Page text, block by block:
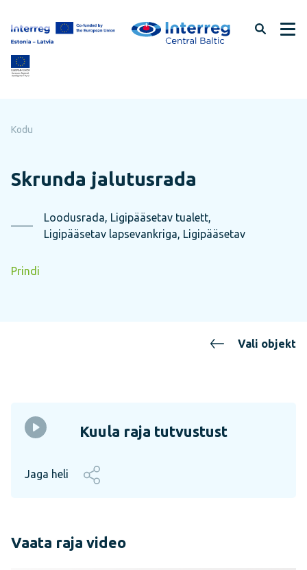
lehe
sisu
vahele
Kodu
Skrunda jalutusrada
Loodusrada, Ligipääsetav tualett,
Ligipääsetav lapsevankriga, Ligipääsetav
Prindi
Vali objekt
Kuula raja tutvustust
Jaga heli
Vaata raja video